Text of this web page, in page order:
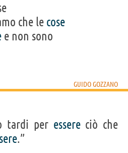
che le cose
e non sono
GUIDO GOZZANO
tardi per essereciò che
.”